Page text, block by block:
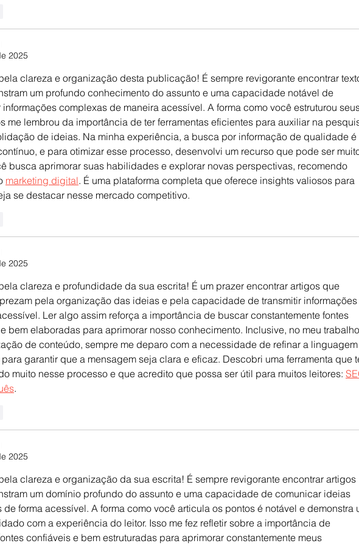
2025
clareza e organização desta publicação! É sempre revigorante encontrar
um profundo conhecimento do assunto e uma capacidade notável de
informações complexas de maneira acessível. A forma como você estruturou
me lembrou da importância de ter ferramentas eficientes para auxiliar na
de ideias. Na minha experiência, a busca por informação de qualidade é
e para otimizar esse processo, desenvolvi um recurso que pode ser
busca aprimorar suas habilidades e explorar novas perspectivas, recomendo
marketing digital. É uma plataforma completa que oferece insights valiosos para
se destacar nesse mercado competitivo.
2025
clareza e profundidade da sua escrita! É um prazer encontrar artigos que
pela organização das ideias e pela capacidade de transmitir
Ler algo assim reforça a importância de buscar constantemente fontes
bem elaboradas para aprimorar nosso conhecimento. Inclusive, no meu trabalho
de conteúdo, sempre me deparo com a necessidade de refinar a
para garantir que a mensagem seja clara e eficaz. Descobri uma ferramenta que
muito nesse processo e que acredito que possa ser útil para muitos leitores:
.
2025
clareza e organização da sua escrita! É sempre revigorante encontrar artigos
um domínio profundo do assunto e uma capacidade de comunicar ideias
de forma acessível. A forma como você articula os pontos é notável e demonstra
com a experiência do leitor. Isso me fez refletir sobre a importância de
confiáveis e bem estruturadas para aprimorar constantemente meus